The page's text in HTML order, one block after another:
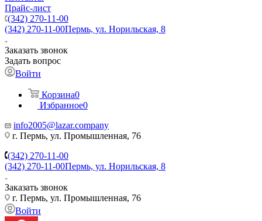
Прайс-лист
(342) 270-11-00
(342) 270-11-00Пермь, ул. Норильская, 8
Заказать звонок
Задать вопрос
Войти
Корзина0
Избранное0
info2005@lazar.company
г. Пермь, ул. Промышленная, 76
(342) 270-11-00
(342) 270-11-00Пермь, ул. Норильская, 8
Заказать звонок
г. Пермь, ул. Промышленная, 76
Войти